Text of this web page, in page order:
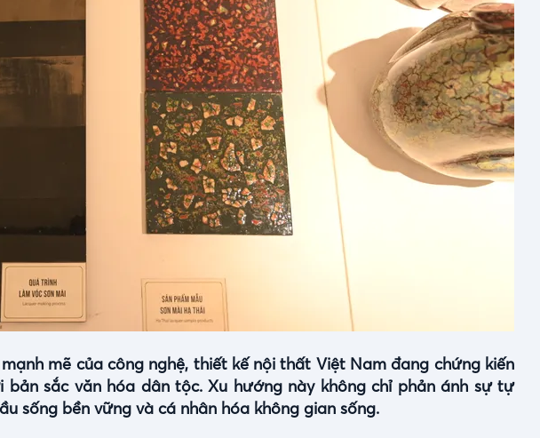
mẽ của công nghệ, thiết kế nội thất Việt Nam đang chứng kiến
sắc văn hóa dân tộc. Xu hướng này không chỉ phản ánh sự tự
sống bền vững và cá nhân hóa không gian sống.